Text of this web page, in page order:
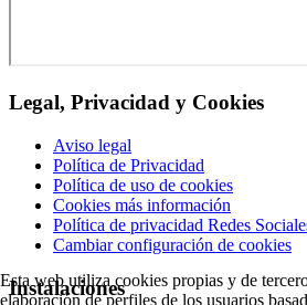
Legal, Privacidad y Cookies
Aviso legal
Política de Privacidad
Política de uso de cookies
Cookies más información
Política de privacidad Redes
Cambiar configuración de cookies
Instalaciones
Esta web utiliza cookies propias y de
elaboración de perfiles de los usuarios